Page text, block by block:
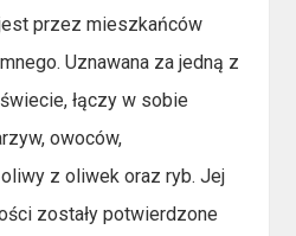
przez mieszkańców
Uznawana za jedną z
łączy w sobie
owoców,
z oliwek oraz ryb. Jej
zostały potwierdzone